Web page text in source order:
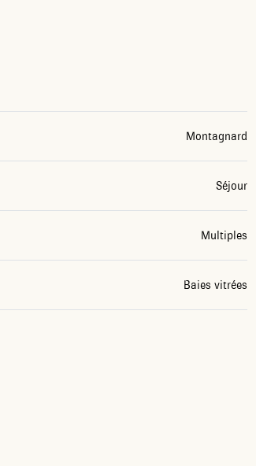
Montagnard
Séjour
Multiples
Baies vitrées